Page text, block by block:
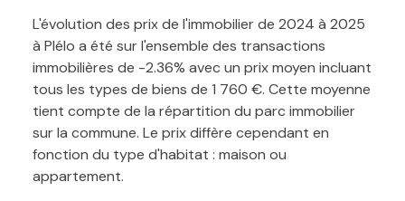
L'évolution des prix de l'immobilier de 2024 à 2025
à Plélo a été sur l'ensemble des transactions
immobilières de -2.36% avec un prix moyen incluant
tous les types de biens de 1 760 €. Cette moyenne
tient compte de la répartition du parc immobilier
sur la commune. Le prix diffère cependant en
fonction du type d'habitat : maison ou
appartement.